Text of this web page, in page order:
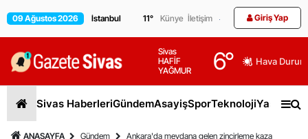
09 Ağustos 2026 11° Künye İletişim Giriş Yap
Sivas
HAFİF
YAĞMUR
6° Hava
Sivas HaberleriGündemAsayişSporTeknolojiYaşam
ANASAYFA Gündem Ankara'da meydana gelen zincirleme kaza